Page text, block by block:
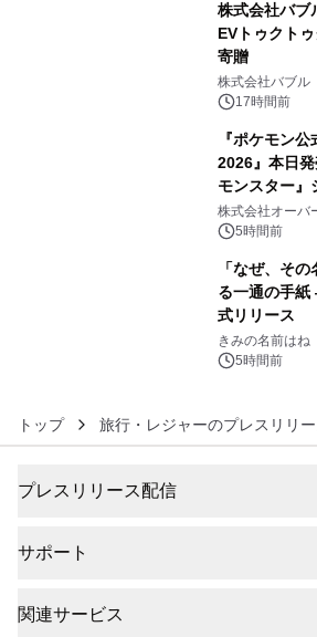
株式会社バブ
EVトゥクト
寄贈
株式会社バブル
17時間前
『ポケモン
2026』本日
モンスター』
た画集『ポケ
ルアートブッ
株式会社オーバ
5時間前
「なぜ、そ
る一通の手
式リリース
きみの名前はね
5時間前
トップ 旅行・レジャーのプレスリリ
プレスリリース配信
サポート
関連サービス